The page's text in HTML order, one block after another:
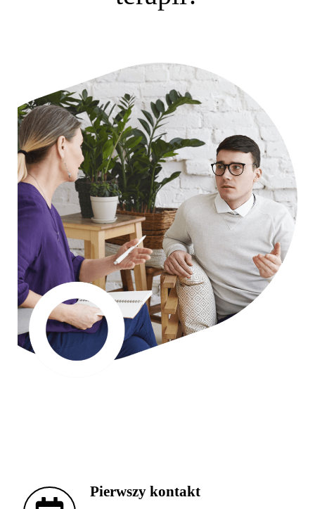
Pierwszy kontakt